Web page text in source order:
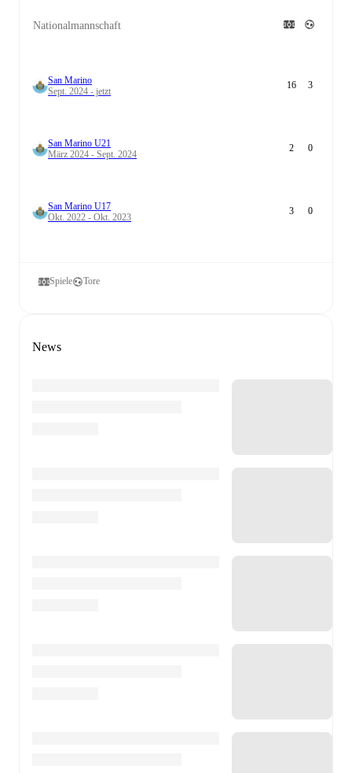
Nationalmannschaft
San Marino
Sept. 2024 - jetzt
16 3
San Marino U21
März 2024 - Sept. 2024
2 0
San Marino U17
Okt. 2022 - Okt. 2023
3 0
Spiele Tore
News